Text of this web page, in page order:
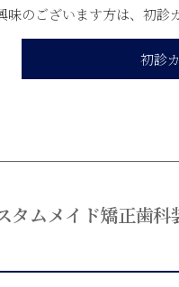
のございます方は、初診
初診
タムメイド矯正歯